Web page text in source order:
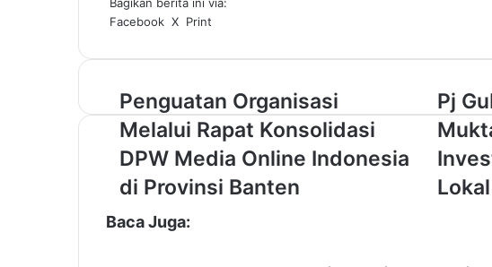
Facebook X Print
P
e
n
g
a
a
Penguatan Organisasi
Melalui Rapat Konsolidasi
DPW Media Online Indonesia
di Provinsi Banten
P
j
G
u
e
Pj
Lokal
Baca Juga: